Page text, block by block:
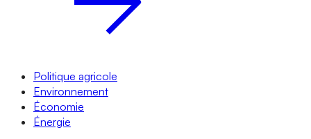
Politique agricole
Environnement
Économie
Énergie